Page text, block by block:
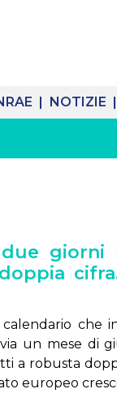
| NOTIZIE |
giorni
che
un mese di
a robusta
europeo